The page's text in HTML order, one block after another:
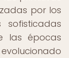
por los
las épocas